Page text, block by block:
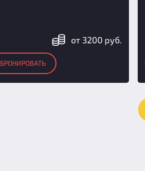
от 3200 руб.
БРОНИРОВАТЬ